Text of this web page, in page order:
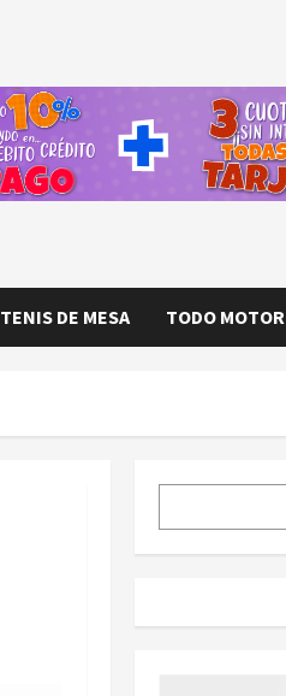
TENIS DE MESA TODO MOTOR